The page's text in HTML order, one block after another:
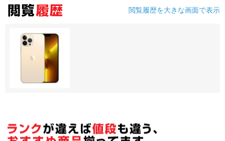
閲覧履歴を大きな画面で表示
各項目のチェックボックスは「or検索」となります。
ただし機能別のみ「and検索」となります。